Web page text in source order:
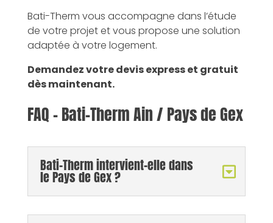
Bati-Therm vous accompagne dans l’étude
de votre projet et vous propose une solution
adaptée à votre logement.
Demandez votre devis express et gratuit
dès maintenant.
FAQ – Bati-Therm Ain / Pays de Gex
Bati-Therm intervient-elle dans
le Pays de Gex ?